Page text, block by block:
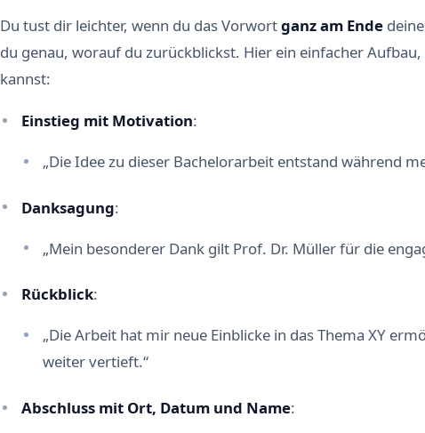
Du tust dir leichter, wenn du das Vorwortganz am Ende
du genau, worauf du zurückblickst. Hier ein einfacher
kannst:
Einstieg mit Motivation:
„Die Idee zu dieser Bachelorarbeit entstand während
Danksagung:
„Mein besonderer Dank gilt Prof. Dr. Müller für die
Rückblick:
„Die Arbeit hat mir neue Einblicke in das Thema XY
weiter vertieft.“
Abschluss mit Ort, Datum und Name: